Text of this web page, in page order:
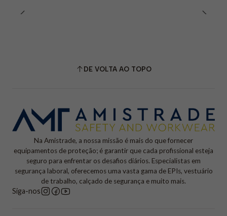
DE VOLTA AO TOPO
Na Amistrade, a nossa missão é mais do que fornecer
equipamentos de proteção; é garantir que cada profissional esteja
seguro para enfrentar os desafios diários. Especialistas em
segurança laboral, oferecemos uma vasta gama de EPIs, vestuário
de trabalho, calçado de segurança e muito mais.
Siga-nos